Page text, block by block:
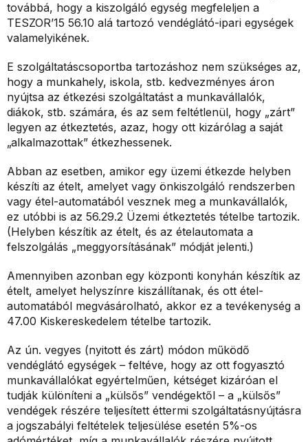
továbbá, hogy a kiszolgáló egység megfeleljen a
TESZOR’15 56.10 alá tartozó vendéglátó-ipari egységek
valamelyikének.
E szolgáltatáscsoportba tartozáshoz nem szükséges az,
hogy a munkahely, iskola, stb. kedvezményes áron
nyújtsa az étkezési szolgáltatást a munkavállalók,
diákok, stb. számára, és az sem feltétlenül, hogy „zárt”
legyen az étkeztetés, azaz, hogy ott kizárólag a saját
„alkalmazottak” étkezhessenek.
Abban az esetben, amikor egy üzemi étkezde helyben
készíti az ételt, amelyet vagy önkiszolgáló rendszerben
vagy étel-automatából vesznek meg a munkavállalók,
ez utóbbi is az 56.29.2 Üzemi étkeztetés tételbe tartozik.
(Helyben készítik az ételt, és az ételautomata a
felszolgálás „meggyorsításának” módját jelenti.)
Amennyiben azonban egy központi konyhán készítik az
ételt, amelyet helyszínre kiszállítanak, és ott étel-
automatából megvásárolható, akkor ez a tevékenység a
47.00 Kiskereskedelem tételbe tartozik.
Az ún. vegyes (nyitott és zárt) módon működő
vendéglátó egységek – feltéve, hogy az ott fogyasztó
munkavállalókat egyértelműen, kétséget kizáróan el
tudják különíteni a „külsős” vendégektől – a „külsős”
vendégek részére teljesített éttermi szolgáltatásnyújtásra
a jogszabályi feltételek teljesülése esetén 5%-os